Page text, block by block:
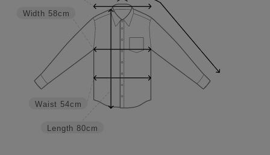
Length 80cm
Waist 54cm
Width 58cm